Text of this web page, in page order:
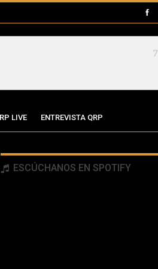
LIVE ENTREVISTA QRP
ESCÚCHANOS EN SPOTIFY